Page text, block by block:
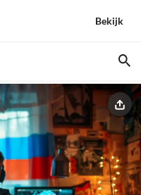
Bekijk